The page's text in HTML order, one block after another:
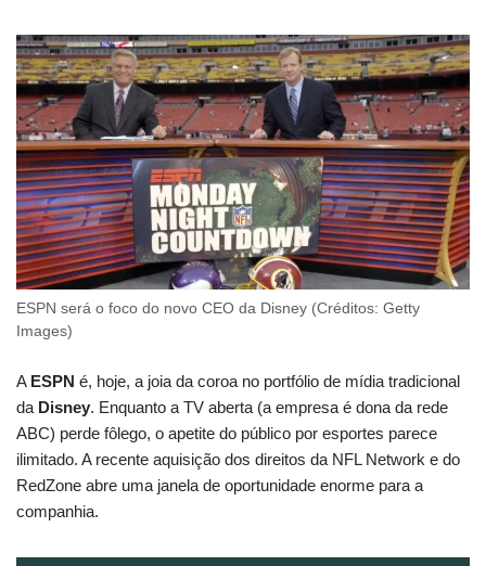
ESPN será o foco do novo CEO da Disney (Créditos: Getty
Images)
A ESPN é, hoje, a joia da coroa no portfólio de mídia tradicional
da Disney. Enquanto a TV aberta (a empresa é dona da rede
ABC) perde fôlego, o apetite do público por esportes parece
ilimitado. A recente aquisição dos direitos da NFL Network e do
RedZone abre uma janela de oportunidade enorme para a
companhia.